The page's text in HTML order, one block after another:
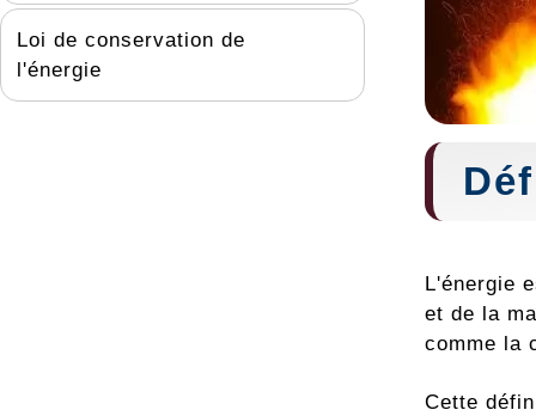
Loi de conservation de
l'énergie
L'énergie
et de la
comme la
Cette